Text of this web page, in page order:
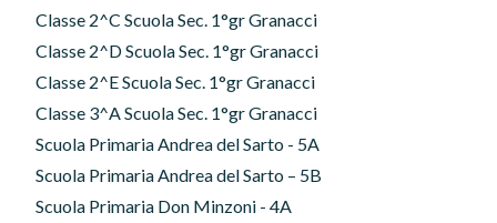
Classe 2^C Scuola Sec. 1°gr Granacci
Classe 2^D Scuola Sec. 1°gr Granacci
Classe 2^E Scuola Sec. 1°gr Granacci
Classe 3^A Scuola Sec. 1°gr Granacci
Scuola Primaria Andrea del Sarto - 5A
Scuola Primaria Andrea del Sarto – 5B
Scuola Primaria Don Minzoni - 4A